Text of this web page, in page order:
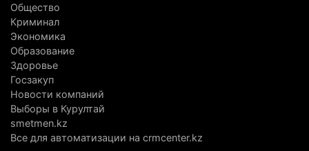
В Алматинской области назначили нового
председателя административного суда
4 августа 2026 г. 14:29
В Алматинской области второй день не могут
потушить пожар в Аксайском ущелье
4 августа 2026 г. 13:02
В Алматы приостановили лицензии 350
Общество
Криминал
Экономика
Образование
Здоровье
Госзакуп
Новости компаний
Выборы в Курултай
smetmen.kz
Все для автоматизации на crmcenter.kz